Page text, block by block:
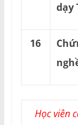
dạy
16
Học viên